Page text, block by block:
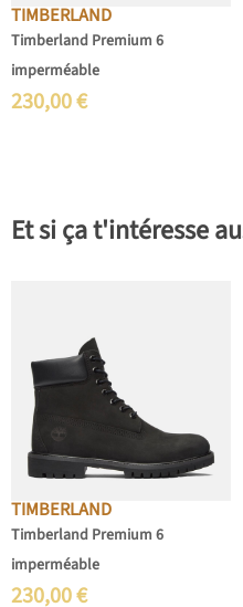
TIMBERLAND
Timberland Premium 6
imperméable
230,00€
Et si ça t'intéresse
TIMBERLAND
Timberland Premium 6
imperméable
230,00€